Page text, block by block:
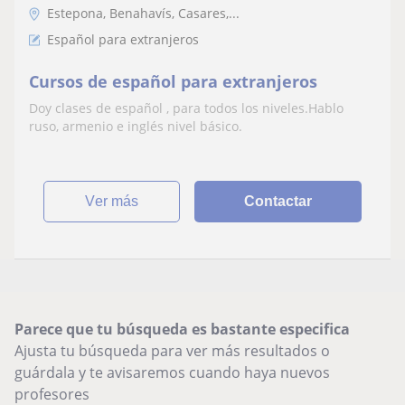
Estepona, Benahavís, Casares,...
Español para extranjeros
Cursos de español para extranjeros
Doy clases de español , para todos los niveles.Hablo
ruso, armenio e inglés nivel básico.
ver más Contactar
Parece que tu búsqueda es bastante especifica
Ajusta tu búsqueda para ver más resultados o
guárdala y te avisaremos cuando haya nuevos
profesores